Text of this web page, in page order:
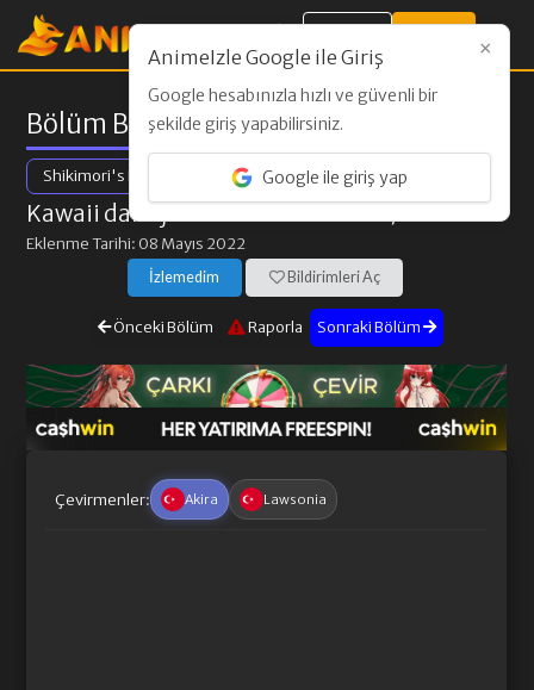
Bölüm Bilgileri
Shikimori's Not Just a Cutie
Kawaii dake ja Nai Shikimori-san/ 5. Bölüm
Eklenme Tarihi: 08 Mayıs 2022
İzlemedim Bildirimleri Aç
Önceki Bölüm Raporla Sonraki Bölüm
Çevirmenler: Akira Lawsonia
×
AnimeIzle Google ile Giriş
Google hesabınızla hızlı ve güvenli bir
şekilde giriş yapabilirsiniz.
Google ile giriş yap